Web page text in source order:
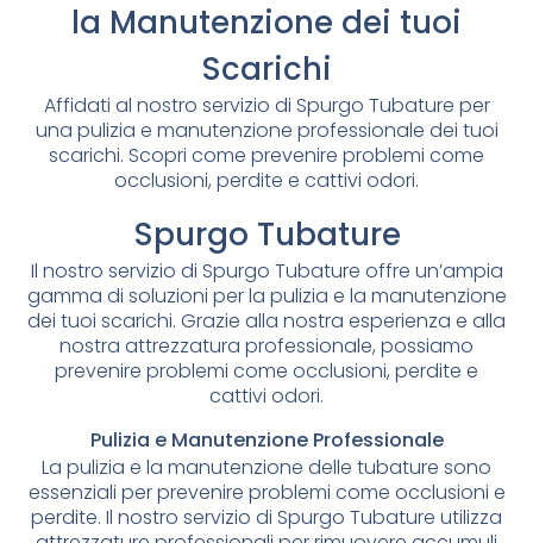
la Manutenzione dei tuoi
Scarichi
Affidati al nostro servizio di Spurgo Tubature per
una pulizia e manutenzione professionale dei tuoi
scarichi. Scopri come prevenire problemi come
occlusioni, perdite e cattivi odori.
Spurgo Tubature
Il nostro servizio di Spurgo Tubature offre un’ampia
gamma di soluzioni per la pulizia e la manutenzione
dei tuoi scarichi. Grazie alla nostra esperienza e alla
nostra attrezzatura professionale, possiamo
prevenire problemi come occlusioni, perdite e
cattivi odori.
Pulizia e Manutenzione Professionale
La pulizia e la manutenzione delle tubature sono
essenziali per prevenire problemi come occlusioni e
perdite. Il nostro servizio di Spurgo Tubature utilizza